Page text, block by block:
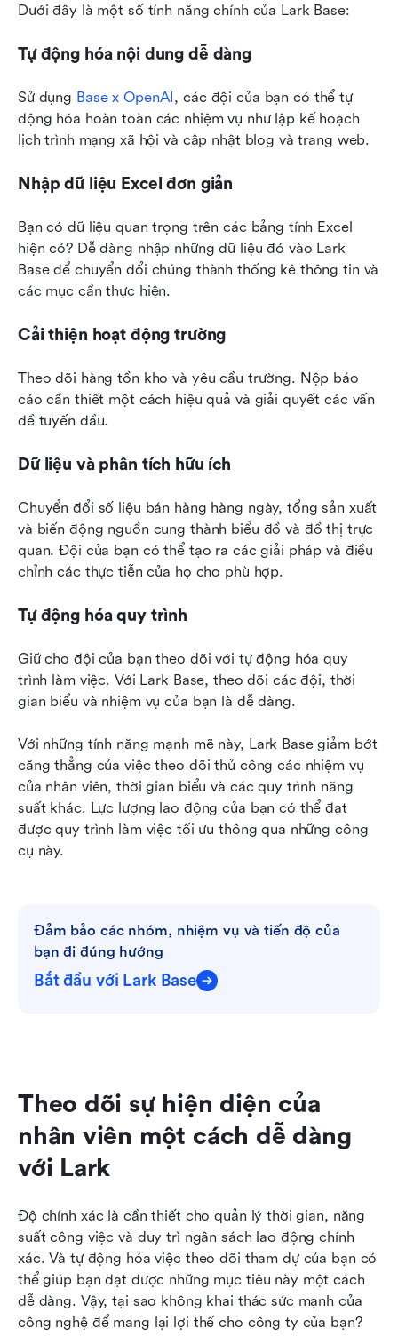
Dưới đây là một số tính năng chính của Lark Base:
Tự động hóa nội dung dễ dàng
Sử dụng Base x OpenAI , các đội của bạn có thể tự
động hóa hoàn toàn các nhiệm vụ như lập kế hoạch
lịch trình mạng xã hội và cập nhật blog và trang web.
Nhập dữ liệu Excel đơn giản
Bạn có dữ liệu quan trọng trên các bảng tính Excel
hiện có? Dễ dàng nhập những dữ liệu đó vào Lark
Base để chuyển đổi chúng thành thống kê thông tin và
các mục cần thực hiện.
Cải thiện hoạt động trường
Theo dõi hàng tồn kho và yêu cầu trường. Nộp báo
cáo cần thiết một cách hiệu quả và giải quyết các vấn
đề tuyến đầu.
Dữ liệu và phân tích hữu ích
Chuyển đổi số liệu bán hàng hàng ngày, tổng sản xuất
và biến động nguồn cung thành biểu đồ và đồ thị trực
quan. Đội của bạn có thể tạo ra các giải pháp và điều
chỉnh các thực tiễn của họ cho phù hợp.
Tự động hóa quy trình
Giữ cho đội của bạn theo dõi với tự động hóa quy
trình làm việc. Với Lark Base, theo dõi các đội, thời
gian biểu và nhiệm vụ của bạn là dễ dàng.
Với những tính năng mạnh mẽ này, Lark Base giảm bớt
căng thẳng của việc theo dõi thủ công các nhiệm vụ
của nhân viên, thời gian biểu và các quy trình năng
suất khác. Lực lượng lao động của bạn có thể đạt
được quy trình làm việc tối ưu thông qua những công
cụ này.
Đảm bảo các nhóm, nhiệm vụ và tiến độ của
bạn đi đúng hướng
Bắt đầu với Lark Base
Theo dõi sự hiện diện của
nhân viên một cách dễ dàng
với Lark
Độ chính xác là cần thiết cho quản lý thời gian, năng
suất công việc và duy trì ngân sách lao động chính
xác. Và tự động hóa việc theo dõi tham dự của bạn có
thể giúp bạn đạt được những mục tiêu này một cách
dễ dàng. Vậy, tại sao không khai thác sức mạnh của
công nghệ để mang lại lợi thế cho công ty của bạn?